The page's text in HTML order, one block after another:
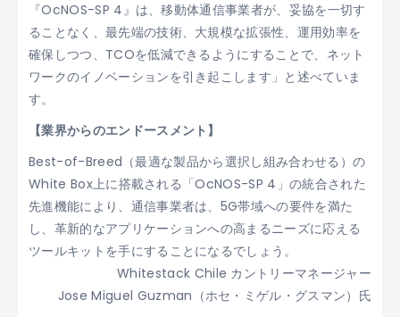
『OcNOS-SP 4』は、移動体通信事業者が、妥協を一切す
ることなく、最先端の技術、大規模な拡張性、運用効率を
確保しつつ、TCOを低減できるようにすることで、ネット
ワークのイノベーションを引き起こします」と述べていま
す。
【業界からのエンドースメント】
Best-of-Breed（最適な製品から選択し組み合わせる）の
White Box上に搭載される「OcNOS-SP 4」の統合された
先進機能により、通信事業者は、5G帯域への要件を満た
し、革新的なアプリケーションへの高まるニーズに応える
ツールキットを手にすることになるでしょう。
Whitestack Chile カントリーマネージャー
Jose Miguel Guzman（ホセ・ミゲル・グスマン）氏